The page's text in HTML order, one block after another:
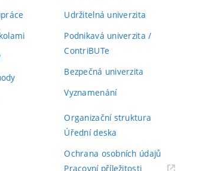
Udržitelná univerzita
Podnikavá univerzita /
ContriBUTe
Bezpečná univerzita
Vyznamenání
Organizační struktura
Úřední deska
Ochrana osobních údajů
Pracovní příležitosti(externí